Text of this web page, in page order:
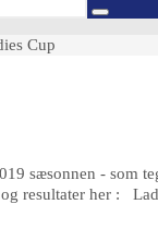
Search
Cup
sæsonnen - som
resultater her :